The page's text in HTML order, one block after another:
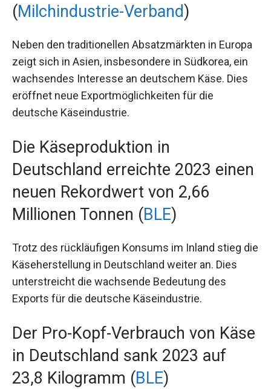
(Milchindustrie-Verband)
Neben den traditionellen Absatzmärkten in Europa
zeigt sich in Asien, insbesondere in Südkorea, ein
wachsendes Interesse an deutschem Käse. Dies
eröffnet neue Exportmöglichkeiten für die
deutsche Käseindustrie.
Die Käseproduktion in
Deutschland erreichte 2023 einen
neuen Rekordwert von 2,66
Millionen Tonnen (BLE)
Trotz des rückläufigen Konsums im Inland stieg die
Käseherstellung in Deutschland weiter an. Dies
unterstreicht die wachsende Bedeutung des
Exports für die deutsche Käseindustrie.
Der Pro-Kopf-Verbrauch von Käse
in Deutschland sank 2023 auf
23,8 Kilogramm (BLE)